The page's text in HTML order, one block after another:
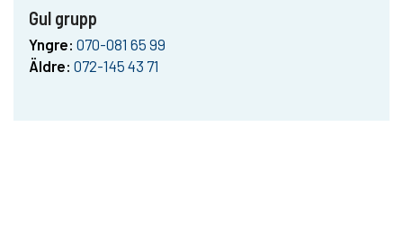
Gul grupp
Yngre: 070-081 65 99
Äldre: 072-145 43 71